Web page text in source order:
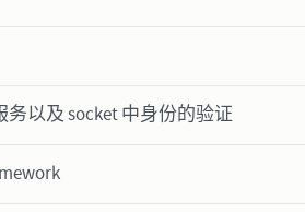
务以及 socket 中身份的验证